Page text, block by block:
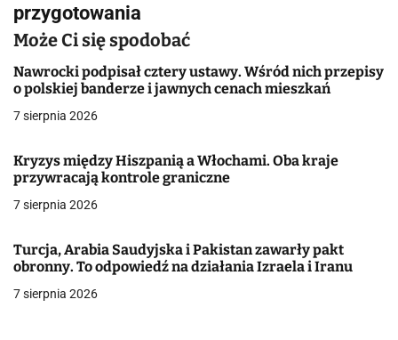
a
c
j
a
w
p
s
u
przygotowania
Może Ci się spodobać
Nawrocki podpisał cztery ustawy. Wśród nich przepisy
o polskiej banderze i jawnych cenach mieszkań
7 sierpnia 2026
Kryzys między Hiszpanią a Włochami. Oba kraje
przywracają kontrole graniczne
7 sierpnia 2026
Turcja, Arabia Saudyjska i Pakistan zawarły pakt
obronny. To odpowiedź na działania Izraela i Iranu
7 sierpnia 2026